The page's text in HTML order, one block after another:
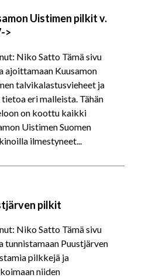
Uistimen pilkit v.
>
Niko Satto Tämä sivu
ajoittamaan Kuusamon
talvikalastusvieheet ja
tietoa eri malleista. Tähän
on koottu kaikki
Uistimen Suomen
ilmestyneet...
pilkit
Niko Satto Tämä sivu
tunnistamaan Puustjärven
pilkkejä ja
niiden